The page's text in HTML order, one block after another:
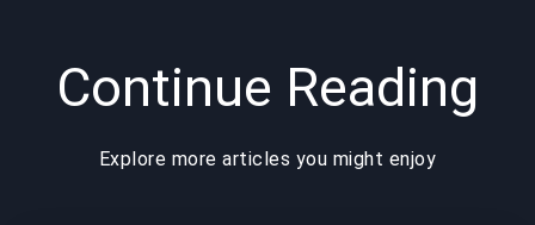
Continue Reading
Explore more articles you might enjoy